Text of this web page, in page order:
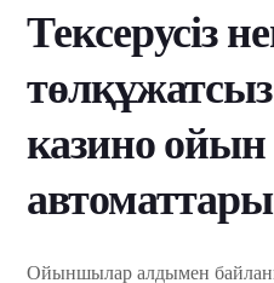
Тексерусіз
казино ойын
автоматтары
Ойыншылар алдымен